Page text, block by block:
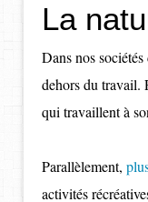
La
Dans nos
dehors du travail.
qui travaillent à
Parallèlement,
activités